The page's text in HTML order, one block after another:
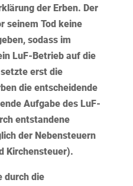
der Erben. Der
seinem Tod keine
sodass im
LuF-Betrieb auf die
erst die
die entscheidende
Aufgabe des LuF-
entstandene
der Nebensteuern
Kirchensteuer).
durch die